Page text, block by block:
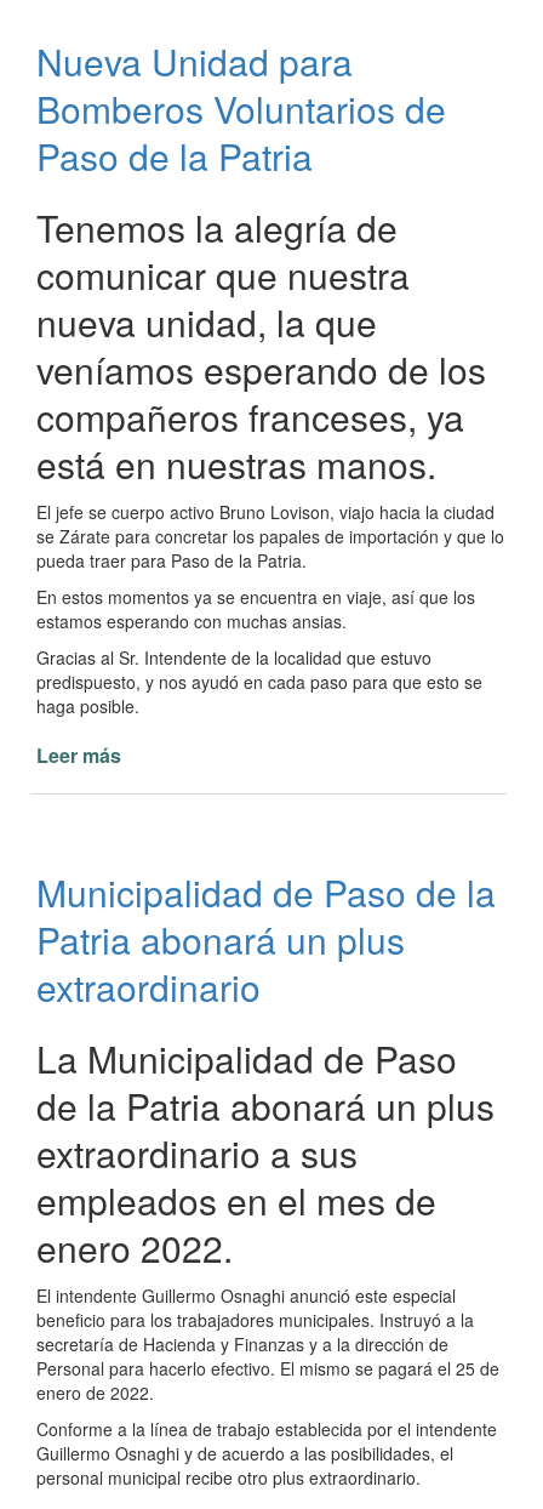
Deliberante
Municipal
de
Paso
de
Patria
Nueva Unidad para
Bomberos Voluntarios de
Paso de la Patria
Tenemos la alegría de
comunicar que nuestra
nueva unidad, la que
veníamos esperando de los
compañeros franceses, ya
está en nuestras manos.
El jefe se cuerpo activo Bruno Lovison, viajo hacia la ciudad
se Zárate para concretar los papales de importación y que lo
pueda traer para Paso de la Patria.
En estos momentos ya se encuentra en viaje, así que los
estamos esperando con muchas ansias.
Gracias al Sr. Intendente de la localidad que estuvo
predispuesto, y nos ayudó en cada paso para que esto se
haga posible.
Leer más
Voluntarios
de
Paso
la
Municipalidad de Paso de la
Patria abonará un plus
extraordinario
La Municipalidad de Paso
de la Patria abonará un plus
extraordinario a sus
empleados en el mes de
enero 2022.
El intendente Guillermo Osnaghi anunció este especial
beneficio para los trabajadores municipales. Instruyó a la
secretaría de Hacienda y Finanzas y a la dirección de
Personal para hacerlo efectivo. El mismo se pagará el 25 de
enero de 2022.
Conforme a la línea de trabajo establecida por el intendente
Guillermo Osnaghi y de acuerdo a las posibilidades, el
personal municipal recibe otro plus extraordinario.